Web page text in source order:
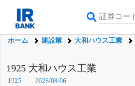
ホーム 建設業 大和ハウス工業
1925 大和ハウス工業
1925 2026/08/06